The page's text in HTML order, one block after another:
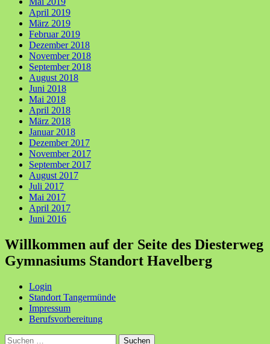
April 2019
März 2019
Februar 2019
Dezember 2018
November 2018
September 2018
August 2018
Juni 2018
Mai 2018
April 2018
März 2018
Januar 2018
Dezember 2017
November 2017
September 2017
August 2017
Juli 2017
Mai 2017
April 2017
Juni 2016
Willkommen auf der Seite des Diesterweg
Gymnasiums Standort Havelberg
Login
Standort Tangermünde
Impressum
Berufsvorbereitung
Suchen